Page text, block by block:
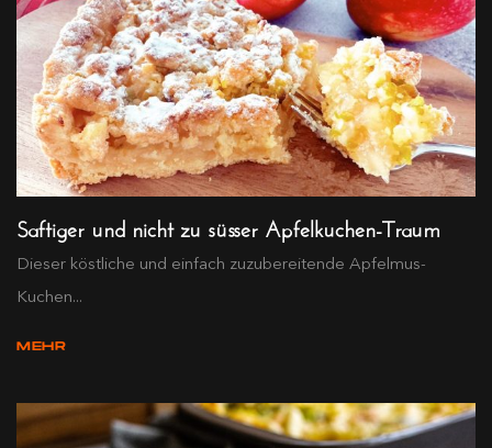
Saftiger und nicht zu süsser Apfelkuchen-Traum
Dieser köstliche und einfach zuzubereitende Apfelmus-
Kuchen...
MEHR